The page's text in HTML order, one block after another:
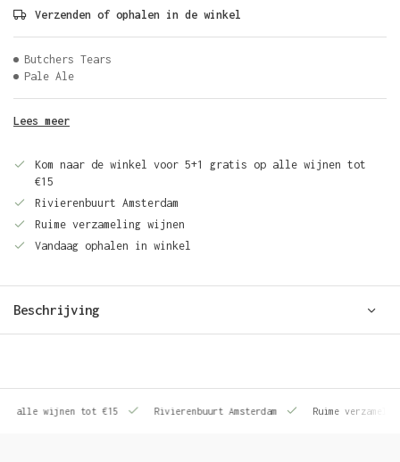
Verzenden of ophalen in de winkel
Butchers Tears
Pale Ale
Lees meer
Kom naar de winkel voor 5+1 gratis op alle wijnen tot
€15
Rivierenbuurt Amsterdam
Ruime verzameling wijnen
Vandaag ophalen in winkel
Beschrijving
wijnen tot €15 Rivierenbuurt Amsterdam Ruime verzameling